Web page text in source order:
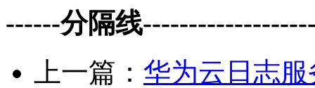
------分隔线
上一篇： 华为云日志服